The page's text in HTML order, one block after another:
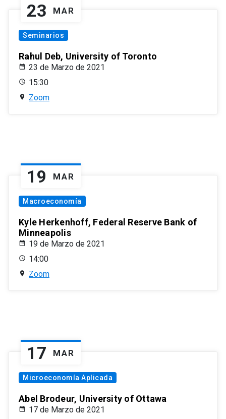
23 MAR
Seminarios
Rahul Deb, University of Toronto
23 de Marzo de 2021
15:30
Zoom
19 MAR
Macroeconomía
Kyle Herkenhoff, Federal Reserve Bank of
Minneapolis
19 de Marzo de 2021
14:00
Zoom
17 MAR
Microeconomía Aplicada
Abel Brodeur, University of Ottawa
17 de Marzo de 2021